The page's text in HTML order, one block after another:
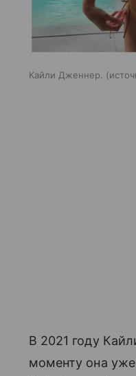
Кайли Дженнер.
В 2021 году
моменту она